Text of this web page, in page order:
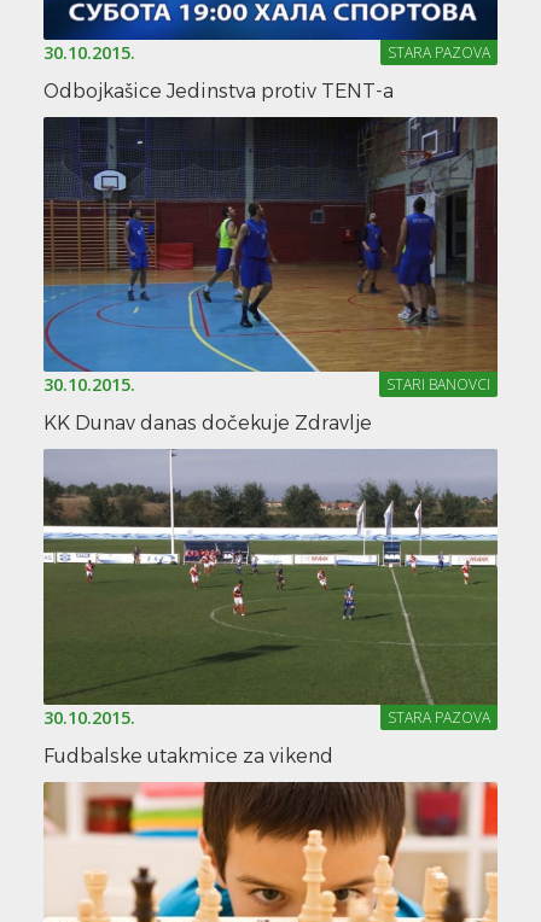
30.10.2015. STARA PAZOVA
Odbojkašice Jedinstva protiv TENT-a
30.10.2015. STARI BANOVCI
KK Dunav danas dočekuje Zdravlje
30.10.2015. STARA PAZOVA
Fudbalske utakmice za vikend